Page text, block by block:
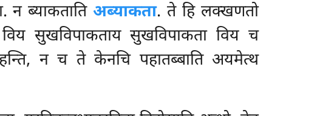
न ब्याकताति अब्याकता. ते हि लक्खणतो
सुखविपाकताय सुखविपाकता विय च
न च ते केनचि पहातब्बाति अयमेत्थ